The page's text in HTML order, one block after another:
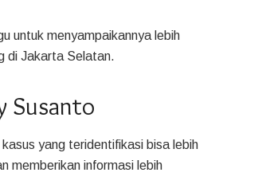
untuk menyampaikannya lebih
di Jakarta Selatan.
Susanto
yang teridentifikasi bisa lebih
memberikan informasi lebih